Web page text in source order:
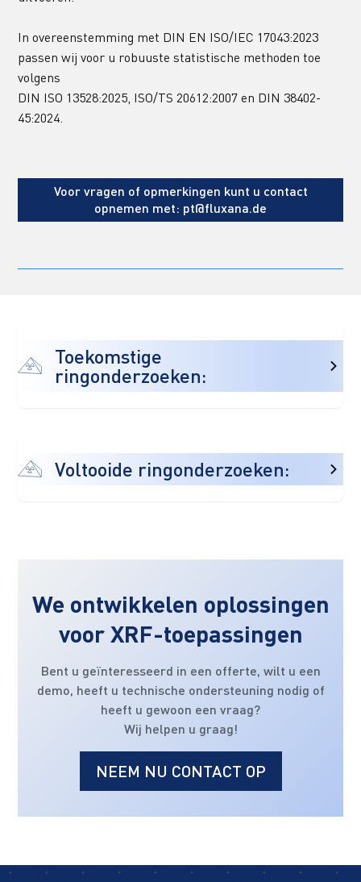
In overeenstemming met DIN EN ISO/IEC 17043:2023
passen wij voor u robuuste statistische methoden toe
volgens
DIN ISO 13528:2025, ISO/TS 20612:2007 en DIN 38402-
45:2024.
Voor vragen of opmerkingen kunt u contact
opnemen met: pt@fluxana.de
Toekomstige
ringonderzoeken:
Voltooide ringonderzoeken:
We ontwikkelen oplossingen
voor XRF-toepassingen
Bent u geïnteresseerd in een offerte, wilt u een
demo, heeft u technische ondersteuning nodig of
heeft u gewoon een vraag?
Wij helpen u graag!
NEEM NU CONTACT OP